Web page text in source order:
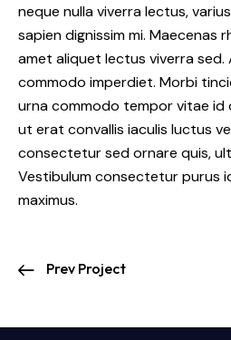
neque nulla viverra lectus,
sapien dignissim mi. Maecenas
amet aliquet lectus viverra sed.
commodo imperdiet. Morbi
urna commodo tempor vitae id
ut erat convallis iaculis luctus
consectetur sed ornare quis,
Vestibulum consectetur purus
maximus.
Prev Project